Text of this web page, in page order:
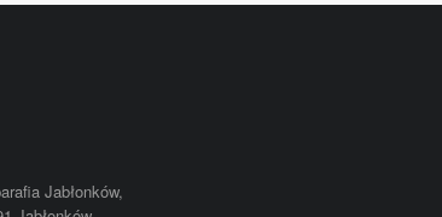
Jabłonków,